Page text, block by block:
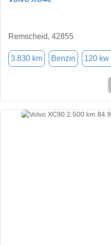
Remscheid, 42855
3.830 km Benzin 120 kw